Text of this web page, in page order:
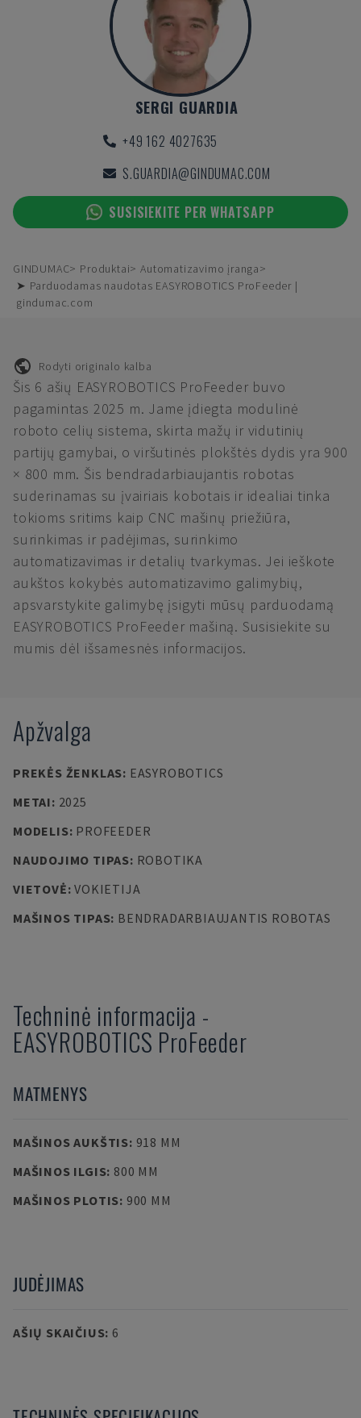
SERGI GUARDIA
+49 162 4027635
S.GUARDIA@GINDUMAC.COM
SUSISIEKITE PER WHATSAPP
GINDUMAC Produktai
Automatizavimo įranga
➤ Parduodamas naudotas EASYROBOTICS ProFeeder |
gindumac.com
Rodyti originalo kalba
Šis 6 ašių EASYROBOTICS ProFeeder buvo
pagamintas 2025 m. Jame įdiegta modulinė
roboto celių sistema, skirta mažų ir vidutinių
partijų gamybai, o viršutinės plokštės dydis yra 900
× 800 mm. Šis bendradarbiaujantis robotas
suderinamas su įvairiais kobotais ir idealiai tinka
tokioms sritims kaip CNC mašinų priežiūra,
surinkimas ir padėjimas, surinkimo
automatizavimas ir detalių tvarkymas. Jei ieškote
aukštos kokybės automatizavimo galimybių,
apsvarstykite galimybę įsigyti mūsų parduodamą
EASYROBOTICS ProFeeder mašiną. Susisiekite su
mumis dėl išsamesnės informacijos.
Apžvalga
PREKĖS ŽENKLAS: EASYROBOTICS
METAI: 2025
MODELIS: PROFEEDER
NAUDOJIMO TIPAS: ROBOTIKA
VIETOVĖ:VOKIETIJA
MAŠINOS TIPAS: BENDRADARBIAUJANTIS ROBOTAS
Techninė informacija -
EASYROBOTICS ProFeeder
MATMENYS
MAŠINOS AUKŠTIS: 918 MM
MAŠINOS ILGIS: 800 MM
MAŠINOS PLOTIS: 900 MM
JUDĖJIMAS
AŠIŲ SKAIČIUS: 6